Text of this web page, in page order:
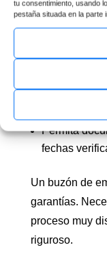
tu consentimiento, usando
pestaña situada en la parte
Implicaciones
Registre
Genere
Permita
fechas
Un buzón de
garantías.
proceso muy
riguroso.